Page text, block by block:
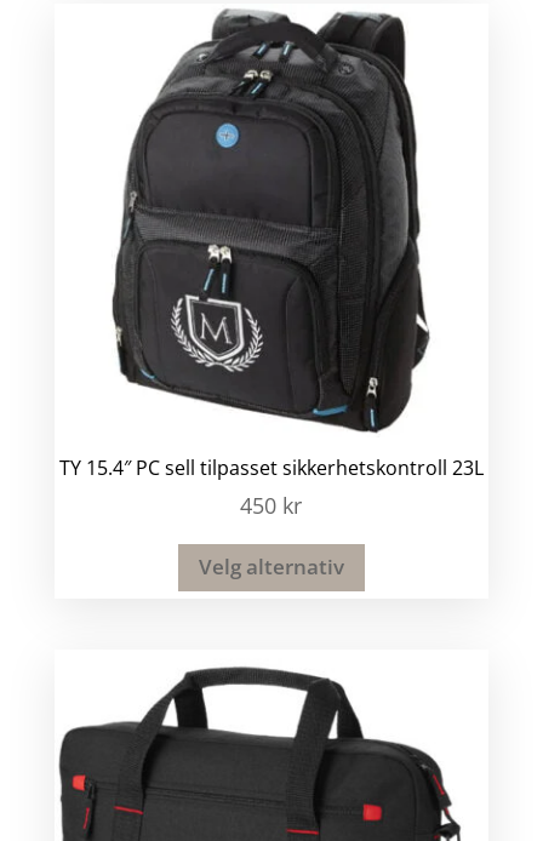
TY 15.4″ PC sell tilpasset sikkerhetskontroll 23L
450 kr
Velg alternativ